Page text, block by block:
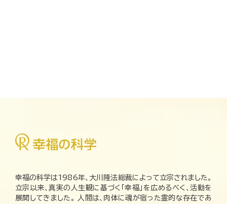
幸福の科学は1986年、大川隆法総裁によって立宗されました。
立宗以来、真実の人生観に基づく「幸福」を広めるべく、活動を
展開してきました。 人間は、肉体に魂が宿った霊的な存在であ